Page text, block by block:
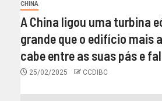
CHINA
A China ligou uma turbina
grande que o edifício mais
cabe entre as suas pás e
25/02/2025 CCDIBC